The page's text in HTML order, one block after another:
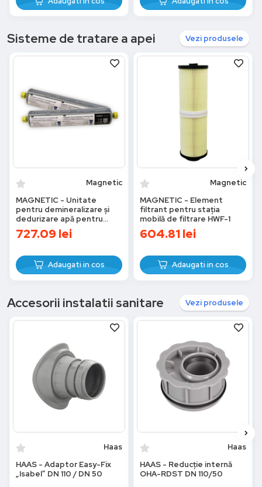
Sisteme de tratare a apei Vezi produsele
Magnetic
MAGNETIC - Unitate
pentru demineralizare și
dedurizare apă pentru
sistemul de încălzire
727.09lei
Adaugati in cos
Magnetic
MAGNETIC - Element
filtrant pentru stația
mobilă de filtrare HWF-1
604.81lei
Adaugati in cos
Accesorii instalatii sanitare Vezi produsele
Haas
HAAS - Adaptor Easy-Fix
„Isabel” DN 110 / DN 50
Haas
HAAS - Reducție internă
OHA-RDST DN 110/50